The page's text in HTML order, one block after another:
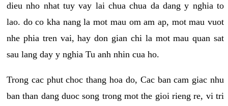
dieu nho nhat tuy vay lai chua chua da dang y nghia to
lao. do co kha nang la mot mau om am ap, mot mau vuot
nhe phia tren vai, hay don gian chi la mot mau quan sat
sau lang day y nghia Tu anh nhin cua ho.
Trong cac phut choc thang hoa do, Cac ban cam giac nhu
ban than dang duoc song trong mot the gioi rieng re, vi tri